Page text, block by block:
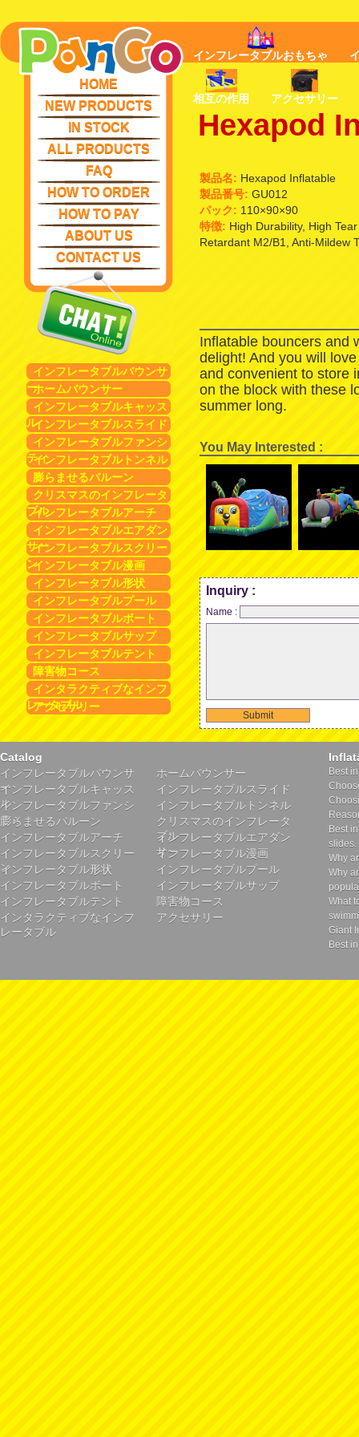
HOME
NEW PRODUCTS
IN STOCK
ALL PRODUCTS
FAQ
HOW TO ORDER
HOW TO PAY
ABOUT US
CONTACT US
インフレータブルバウンサ
ーホームバウンサー
インフレータブルキャッス
ルインフレータブルスライド
インフレータブルファンシ
ティ
インフレータブルトンネル
膨らませるバルーン
クリスマスのインフレータ
ブル
インフレータブルアーチ
インフレータブルエアダン
サー
インフレータブルスクリー
ンインフレータブル漫画
インフレータブル形状
インフレータブルプール
インフレータブルボート
インフレータブルサップ
インフレータブルテント
障害物コース
インタラクティブなインフ
レータブル
アクセサリー
インフレータブルおもちゃ
相互の作用 アクセサリー
Hexapod
製品名: Hexapod Inflatable
製品番号: GU012
パック: 110×90×90
特徴: High Durability, High
Retardant M2/B1, Anti-Mildew
Inflatable bouncers and
delight! And you will
and convenient to store
on the block with these
summer long.
You May Interested :
Inquiry :
Name :
Submit
Catalog
インフレータブルバウンサ
ー
ホームバウンサー
インフレータブルキャッス
ル
インフレータブルスライド
インフレータブルファンシ
ティ
インフレータブルトンネル
膨らませるバルーン
クリスマスのインフレータ
ブル
インフレータブルアーチ
インフレータブルエアダン
サー
インフレータブルスクリー
ン
インフレータブル漫画
インフレータブル形状
インフレータブルプール
インフレータブルボート
インフレータブルサップ
インフレータブルテント
障害物コース
インタラクティブなインフ
レータブル
アクセサリー
Best
Best
slides.
Why
Why
What
Giant
Best